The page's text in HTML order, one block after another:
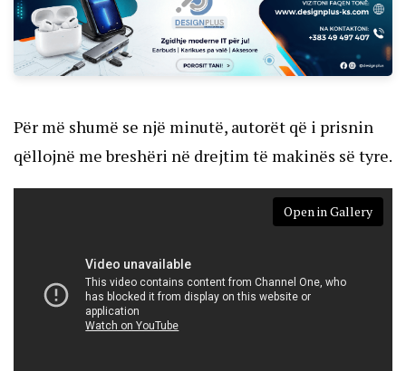
Për më shumë se një minutë, autorët që i prisnin
qëllojnë me breshëri në drejtim të makinës së tyre.
Open in Gallery